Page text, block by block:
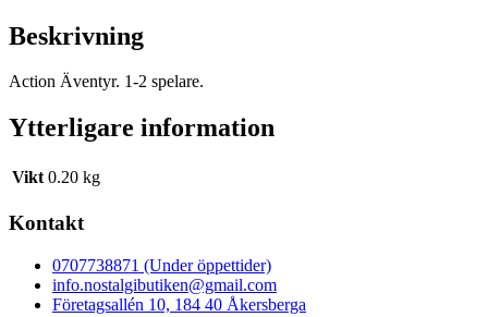
Beskrivning
Action Äventyr. 1-2 spelare.
Ytterligare information
Vikt 0.20 kg
Kontakt
0707738871 (Under öppettider)
info.nostalgibutiken@gmail.com
Företagsallén 10, 184 40 Åkersberga